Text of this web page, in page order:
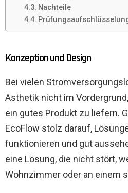
Nachteile
Konzeption und Design
Bei vielen
Ästhetik nicht im
ein gutes Produkt zu liefern.
EcoFlow stolz darauf,
funktionieren und gut
eine Lösung, die nicht stört,
Wohnzimmer oder an einem